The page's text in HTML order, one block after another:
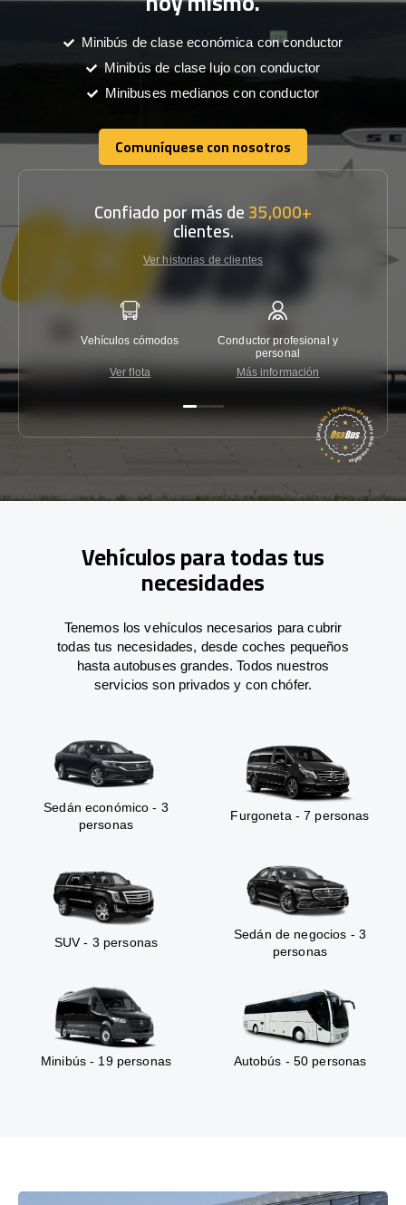
Minibús de clase económica con conductor
Minibús de clase lujo con conductor
Minibuses medianos con conductor
Comuníquese con nosotros
Comuníquese con nosotros
Confiado por más de35,000+
clientes.
Ver historias de clientes
Vehículos cómodos
Ver flota
Conductor profesional y
personal
Más información
Vehículos para todas tus
necesidades
Tenemos los vehículos necesarios para cubrir
todas tus necesidades, desde coches pequeños
hasta autobuses grandes. Todos nuestros
servicios son privados y con chófer.
Sedán económico - 3
personas
Furgoneta - 7 personas
SUV - 3 personas
Sedán de negocios - 3
personas
Minibús - 19 personas Autobús - 50 personas